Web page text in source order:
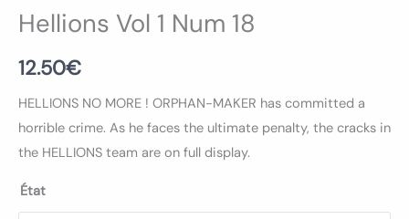
Hellions Vol 1 Num 18
12.50€
HELLIONS NO MORE ! ORPHAN-MAKER has committed a
horrible crime. As he faces the ultimate penalty, the cracks in
the HELLIONS team are on full display.
État